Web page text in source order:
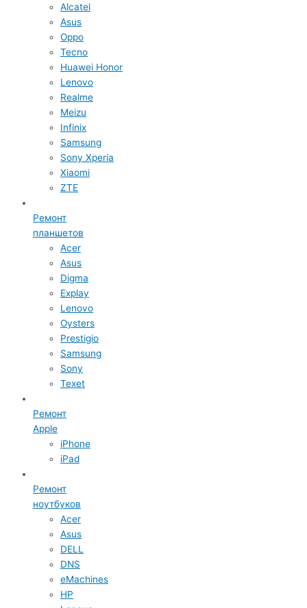
Alcatel
Asus
Oppo
Tecno
Huawei Honor
Lenovo
Realme
Meizu
Infinix
Samsung
Sony Xperia
Xiaomi
ZTE
Ремонт
планшетов
Acer
Asus
Digma
Explay
Lenovo
Oysters
Prestigio
Samsung
Sony
Texet
Ремонт
Apple
iPhone
iPad
Ремонт
ноутбуков
Acer
Asus
DELL
DNS
eMachines
HP